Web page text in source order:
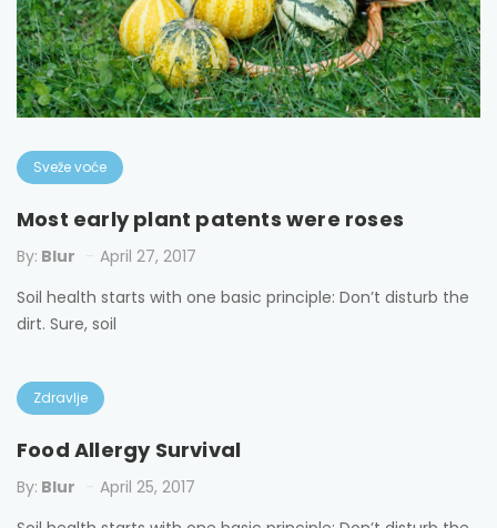
Sveže voće
Most early plant patents were roses
By: Blur
April 27, 2017
Soil health starts with one basic principle: Don’t disturb the
dirt. Sure, soil
Zdravlje
Food Allergy Survival
By: Blur
April 25, 2017